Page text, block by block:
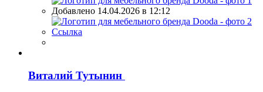
Добавлено 14.04.2026 в 12:12
Ссылка
Виталий Тутынин